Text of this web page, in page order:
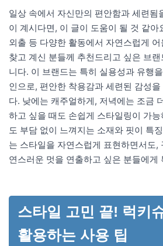
일상 속에서 자신만의 편안함과 세련됨
이 계시다면, 이 글이 도움이 될 것 같아
외출 등 다양한 활동에서 자연스럽게
찾고 계신 분들께 추천드리고 싶은 브
니다. 이 브랜드는 특히 실용성과 유행
인으로, 편안한 착용감과 세련된 감성
다. 낮에는 캐주얼하게, 저녁에는 조금
하고 싶을 때도 손쉽게 스타일링이 가
도 부담 없이 느껴지는 소재와 핏이 특
는 스타일을 자연스럽게 표현하면서도,
연스러운 멋을 연출하고 싶은 분들에게
스타일 고민 끝! 럭키
활용하는 사용 팁